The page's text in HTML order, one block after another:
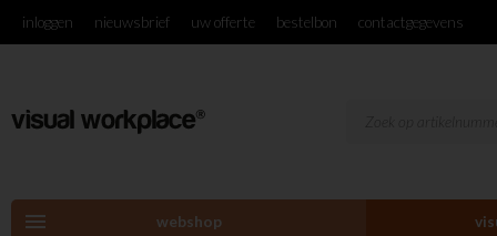
inloggen nieuwsbrief uw offerte bestelbon contactgegevens
menu webshop